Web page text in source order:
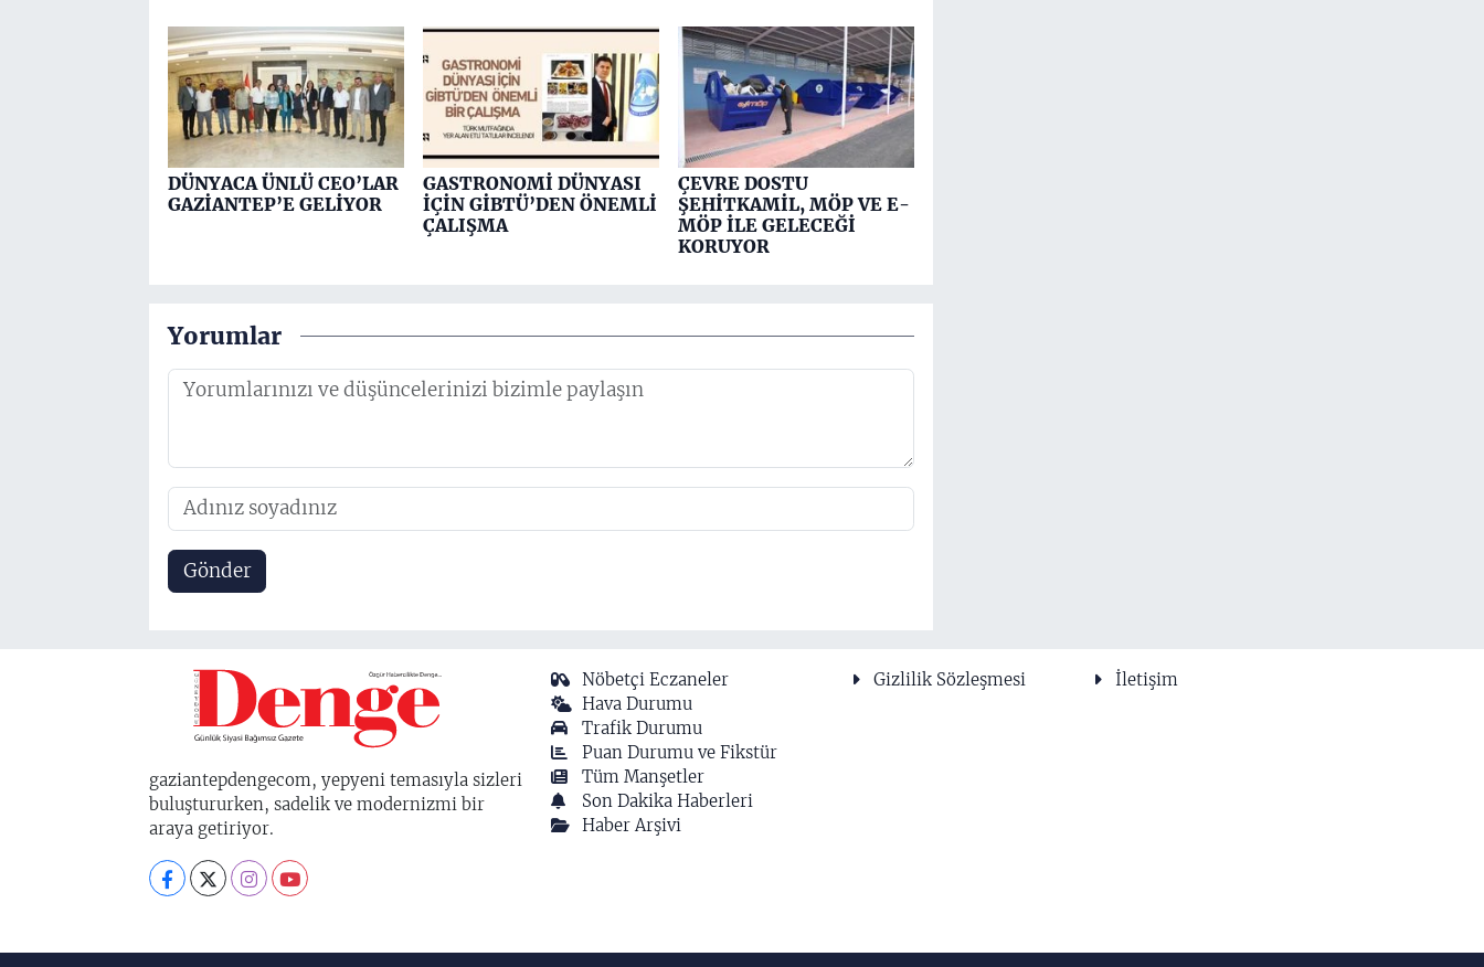
DÜNYACA ÜNLÜ CEO’LAR
GAZİANTEP’E GELİYOR
GASTRONOMİ DÜNYASI
İÇİN GİBTÜ’DEN ÖNEMLİ
ÇALIŞMA
ÇEVRE DOSTU
ŞEHİTKAMİL, MÖP VE E-
MÖP İLE GELECEĞİ
KORUYOR
Yorumlar
Gönder
gaziantepdengecom, yepyeni temasıyla sizleri
buluştururken, sadelik ve modernizmi bir
araya getiriyor.
Nöbetçi Eczaneler
Hava Durumu
Trafik Durumu
Puan Durumu ve Fikstür
Tüm Manşetler
Son Dakika Haberleri
Haber Arşivi
Gizlilik Sözleşmesi İletişim